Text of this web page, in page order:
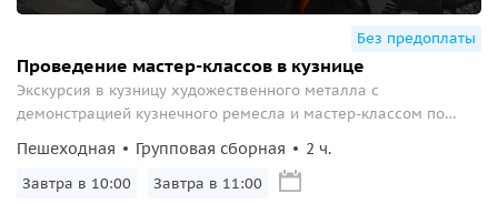
Без предоплаты
Проведение мастер-классов в кузнице
Экскурсия в кузницу художественного металла с
демонстрацией кузнечного ремесла и мастер-классом по
Пешеходная Групповая сборная 2 ч.
Завтра в 10:00 Завтра в 11:00